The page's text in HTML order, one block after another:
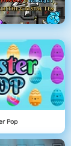
Pop